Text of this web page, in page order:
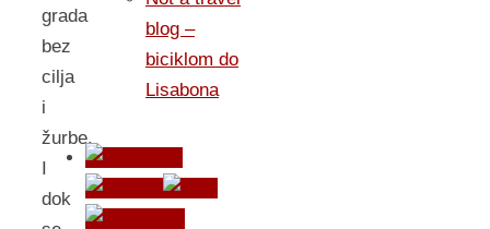
grada
bez
cilja
i
žurbe.
I
dok
blog –
biciklom do
Lisabona